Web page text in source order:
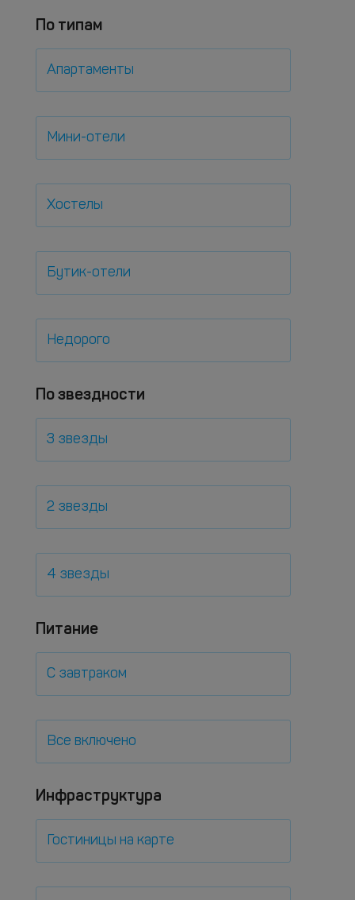
По типам
Апартаменты
Мини-отели
Хостелы
Бутик-отели
Недорого
По звездности
3 звезды
2 звезды
4 звезды
Питание
С завтраком
Все включено
Инфраструктура
Гостиницы на карте